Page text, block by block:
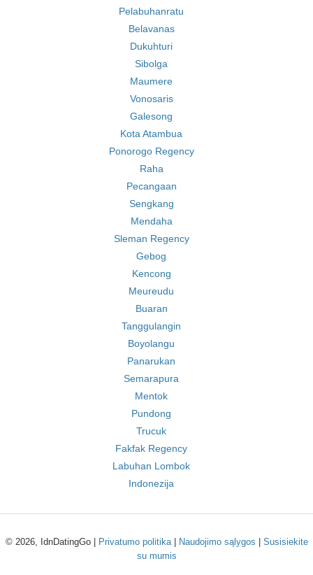
Pelabuhanratu
Belavanas
Dukuhturi
Sibolga
Maumere
Vonosaris
Galesong
Kota Atambua
Ponorogo Regency
Raha
Pecangaan
Sengkang
Mendaha
Sleman Regency
Gebog
Kencong
Meureudu
Buaran
Tanggulangin
Boyolangu
Panarukan
Semarapura
Mentok
Pundong
Trucuk
Fakfak Regency
Labuhan Lombok
Indonezija
© 2026, IdnDatingGo | Privatumo politika| Naudojimo sąlygos
Susisiekite
su mumis